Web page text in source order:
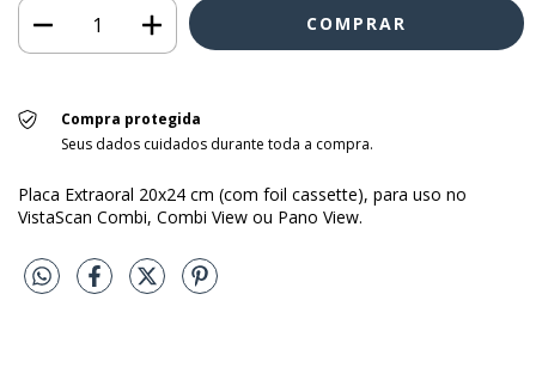
Compra protegida
Seus dados cuidados durante toda a compra.
Placa Extraoral 20x24 cm (com foil cassette), para uso no
VistaScan Combi, Combi View ou Pano View.